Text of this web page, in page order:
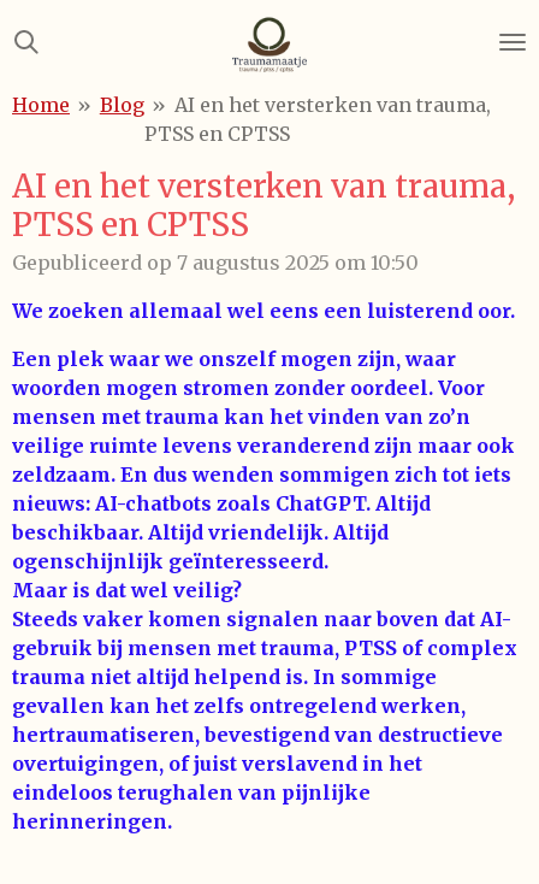
direct
de
Home » Blog » AI en het versterken van trauma,
PTSS en CPTSS
AI en het versterken van trauma,
PTSS en CPTSS
Gepubliceerd op 7 augustus 2025 om 10:50
We zoeken allemaal wel eens een luisterend oor.
Een plek waar we onszelf mogen zijn, waar
woorden mogen stromen zonder oordeel. Voor
mensen met trauma kan het vinden van zo’n
veilige ruimte levens veranderend zijn maar ook
zeldzaam. En dus wenden sommigen zich tot iets
nieuws: AI-chatbots zoals ChatGPT. Altijd
beschikbaar. Altijd vriendelijk. Altijd
ogenschijnlijk geïnteresseerd.
Maar is dat wel veilig?
Steeds vaker komen signalen naar boven dat AI-
gebruik bij mensen met trauma, PTSS of complex
trauma niet altijd helpend is. In sommige
gevallen kan het zelfs ontregelend werken,
hertraumatiseren, bevestigend van destructieve
overtuigingen, of juist verslavend in het
eindeloos terughalen van pijnlijke
herinneringen.